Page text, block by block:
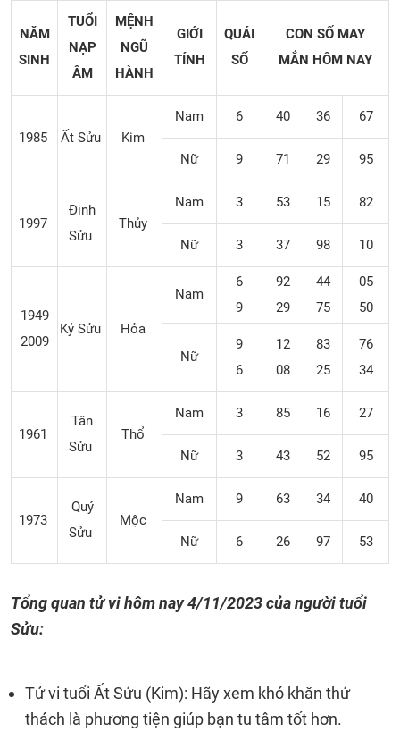
NĂM
SINH
TUỔI
NẠP
ÂM
MỆNH
NGŨ
HÀNH
GIỚI
TÍNH
QUÁI
SỐ
CON SỐ MAY
MẮN HÔM NAY
1985 Ất Sửu Kim
Nam 6 40 36 67
Nữ 9 71 29 95
1997
Đinh
Sửu
Thủy
Nam 3 53 15 82
Nữ 3 37 98 10
1949
2009
Kỷ Sửu Hỏa
Nam
6
9
92
29
44
75
05
50
Nữ
9
6
12
08
83
25
76
34
1961
Tân
Sửu
Thổ
Nam 3 85 16 27
Nữ 3 43 52 95
1973
Quý
Sửu
Mộc
Nam 9 63 34 40
Nữ 6 26 97 53
Tổng quan tử vi hôm nay4/11/2023của người tuổi
Sửu:
Tử vi tuổi Ất Sửu (Kim): Hãy xem khó khăn thử
thách là phương tiện giúp bạn tu tâm tốt hơn.